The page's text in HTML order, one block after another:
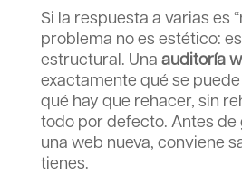
Si la respuesta a varias es
problema no es estético: es
estructural. Una auditoría
exactamente qué se
qué hay que rehacer, sin
todo por defecto. Antes de
una web nueva, conviene
tienes.